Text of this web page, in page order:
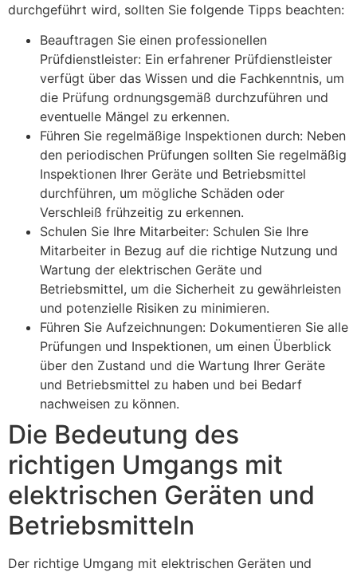
durchgeführt wird, sollten Sie folgende Tipps beachten:
Beauftragen Sie einen professionellen
Prüfdienstleister: Ein erfahrener Prüfdienstleister
verfügt über das Wissen und die Fachkenntnis, um
die Prüfung ordnungsgemäß durchzuführen und
eventuelle Mängel zu erkennen.
Führen Sie regelmäßige Inspektionen durch: Neben
den periodischen Prüfungen sollten Sie regelmäßig
Inspektionen Ihrer Geräte und Betriebsmittel
durchführen, um mögliche Schäden oder
Verschleiß frühzeitig zu erkennen.
Schulen Sie Ihre Mitarbeiter: Schulen Sie Ihre
Mitarbeiter in Bezug auf die richtige Nutzung und
Wartung der elektrischen Geräte und
Betriebsmittel, um die Sicherheit zu gewährleisten
und potenzielle Risiken zu minimieren.
Führen Sie Aufzeichnungen: Dokumentieren Sie alle
Prüfungen und Inspektionen, um einen Überblick
über den Zustand und die Wartung Ihrer Geräte
und Betriebsmittel zu haben und bei Bedarf
nachweisen zu können.
Die Bedeutung des
richtigen Umgangs mit
elektrischen Geräten und
Betriebsmitteln
Der richtige Umgang mit elektrischen Geräten und